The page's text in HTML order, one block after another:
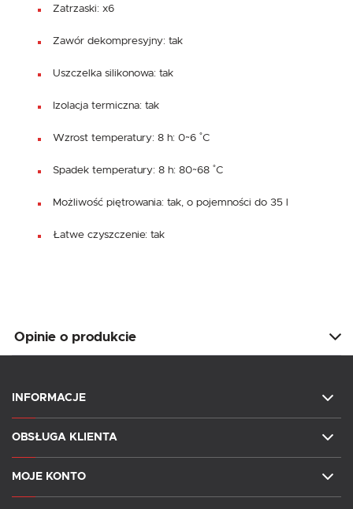
Zatrzaski: x6
Zawór dekompresyjny: tak
Uszczelka silikonowa: tak
Izolacja termiczna: tak
Wzrost temperatury: 8 h: 0~6 ˚C
Spadek temperatury: 8 h: 80~68 ˚C
Możliwość piętrowania: tak, o pojemności do 35 l
Łatwe czyszczenie: tak
Opinie o produkcie
INFORMACJE
OBSŁUGA KLIENTA
MOJE KONTO